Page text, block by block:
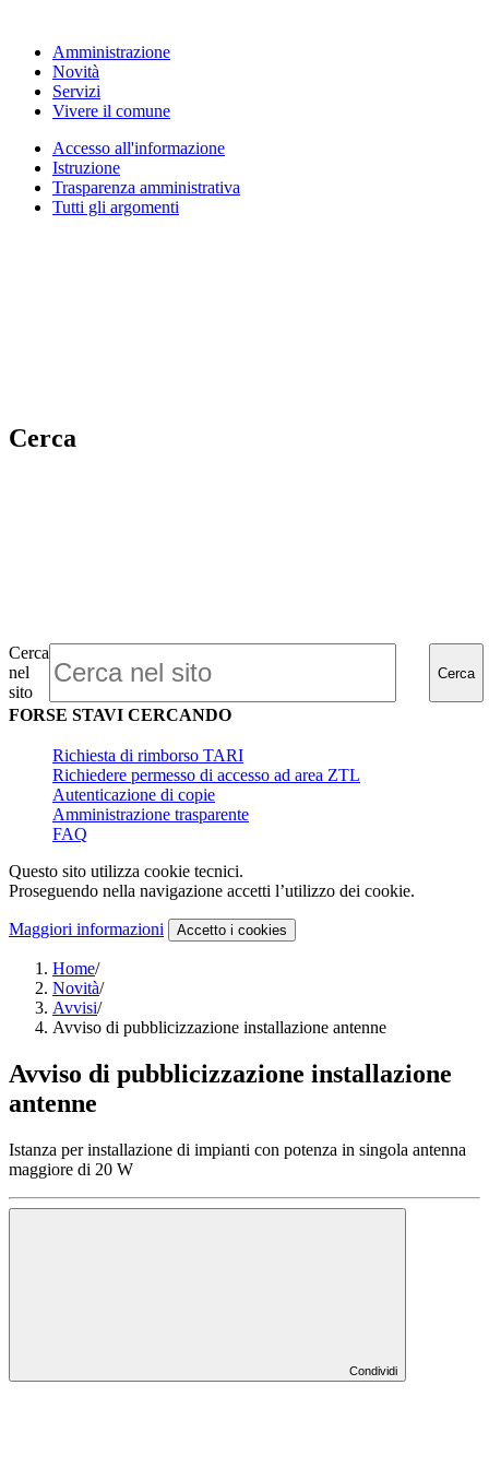
Amministrazione
Novità
Servizi
Vivere il comune
Accesso all'informazione
Istruzione
Trasparenza amministrativa
Tutti gli argomenti
Cerca
Cerca
nel
sito
Cerca
FORSE STAVI CERCANDO
Richiesta di rimborso TARI
Richiedere permesso di accesso ad area ZTL
Autenticazione di copie
Amministrazione trasparente
FAQ
Questo sito utilizza cookie tecnici.
Proseguendo nella navigazione accetti l’utilizzo dei cookie.
Maggiori informazioni Accetto i cookies
Home/
Novità/
Avvisi/
Avviso di pubblicizzazione installazione antenne
Avviso di pubblicizzazione installazione
antenne
Istanza per installazione di impianti con potenza in singola antenna
maggiore di 20 W
Condividi